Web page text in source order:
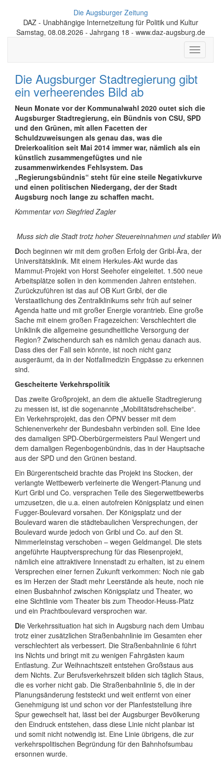
Die Augsburger Zeitung
DAZ - Unabhängige Internetzeitung für Politik und Kultur
Samstag, 08.08.2026 - Jahrgang 18 - www.daz-augsburg.de
Toggle
Die Augsburger Stadtregierung gibt
ein verheerendes Bild ab
Neun Monate vor der Kommunalwahl 2020 outet sich die
Augsburger Stadtregierung, ein Bündnis von CSU, SPD
und den Grünen, mit allen Facetten der
Schuldzuweisungen als genau das, was die
Dreierkoalition seit Mai 2014 immer war, nämlich als ein
künstlich zusammengefügtes und nie
zusammenwirkendes Fehlsystem. Das
„Regierungsbündnis“ steht für eine steile Negativkurve
und einen politischen Niedergang, der der Stadt
Augsburg noch lange zu schaffen macht.
Kommentar von Siegfried Zagler
Muss sich die Stadt trotz hoher Steuereinnahmen und stabiler
Doch beginnen wir mit dem großen Erfolg der Gribl-Ära, der
Universitätsklinik. Mit einem Herkules-Akt wurde das
Mammut-Projekt von Horst Seehofer eingeleitet. 1.500 neue
Arbeitsplätze sollen in den kommenden Jahren entstehen.
Zurückzuführen ist das auf OB Kurt Gribl, der die
Verstaatlichung des Zentralklinikums sehr früh auf seiner
Agenda hatte und mit großer Energie vorantrieb. Eine große
Sache mit einem großen Fragezeichen: Verschlechtert die
Uniklinik die allgemeine gesundheitliche Versorgung der
Region? Zwischendurch sah es nämlich genau danach aus.
Dass dies der Fall sein könnte, ist noch nicht ganz
ausgeräumt, da in der Notfallmedizin Engpässe zu erkennen
sind.
Gescheiterte Verkehrspolitik
Das zweite Großprojekt, an dem die aktuelle Stadtregierung
zu messen ist, ist die sogenannte „Mobilitätsdrehscheibe“.
Ein Verkehrsprojekt, das den ÖPNV besser mit dem
Schienenverkehr der Bundesbahn verbinden soll. Eine Idee
des damaligen SPD-Oberbürgermeisters Paul Wengert und
dem damaligen Regenbogenbündnis, das in der Hauptsache
aus der SPD und den Grünen bestand.
Ein Bürgerentscheid brachte das Projekt ins Stocken, der
verlangte Wettbewerb verfeinerte die Wengert-Planung und
Kurt Gribl und Co. versprachen Teile des Siegerwettbewerbs
umzusetzen, die u.a. einen autofreien Königsplatz und einen
Fugger-Boulevard vorsahen. Der Königsplatz und der
Boulevard waren die städtebaulichen Versprechungen, der
Boulevard wurde jedoch von Gribl und Co. auf den St.
Nimmerleinstag verschoben – wegen Geldmangel. Die stets
angeführte Hauptversprechung für das Riesenprojekt,
nämlich eine attraktivere Innenstadt zu erhalten, ist zu einem
Versprechen einer fernen Zukunft verkommen: Noch nie gab
es im Herzen der Stadt mehr Leerstände als heute, noch nie
einen Busbahnhof zwischen Königsplatz und Theater, wo
eine Sichtlinie vom Theater bis zum Theodor-Heuss-Platz
und ein Prachtboulevard versprochen war.
Die Verkehrssituation hat sich in Augsburg nach dem Umbau
trotz einer zusätzlichen Straßenbahnlinie im Gesamten eher
verschlechtert als verbessert. Die Straßenbahnlinie 6 führt
ins Nichts und bringt mit zu wenigen Fahrgästen kaum
Entlastung. Zur Weihnachtszeit entstehen Großstaus aus
dem Nichts. Zur Berufsverkehrszeit bilden sich täglich Staus,
die es vorher nicht gab. Die Straßenbahnlinie 5, die in der
Planungsänderung feststeckt und weit entfernt von einer
Genehmigung ist und schon vor der Planfeststellung ihre
Spur gewechselt hat, lässt bei der Augsburger Bevölkerung
den Eindruck entstehen, dass diese Linie nicht planbar ist
und somit nicht notwendig ist. Eine Linie übrigens, die zur
verkehrspolitischen Begründung für den Bahnhofsumbau
ersonnen wurde.